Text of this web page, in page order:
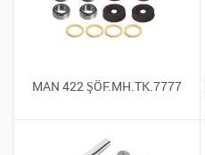
MAN 422 ŞÖF.MH.TK.7777